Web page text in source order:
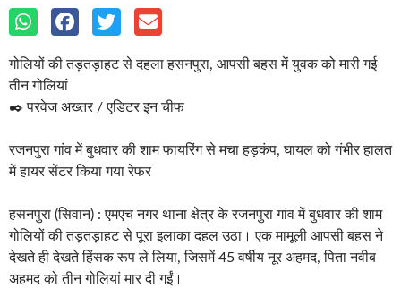
गोलियों की तड़तड़ाहट से दहला हसनपुरा, आपसी बहस में युवक को मारी गई
तीन गोलियां
✒️ परवेज अख्तर / एडिटर इन चीफ
रजनपुरा गांव में बुधवार की शाम फायरिंग से मचा हड़कंप, घायल को गंभीर हालत
में हायर सेंटर किया गया रेफर
हसनपुरा (सिवान) : एमएच नगर थाना क्षेत्र के रजनपुरा गांव में बुधवार की शाम
गोलियों की तड़तड़ाहट से पूरा इलाका दहल उठा। एक मामूली आपसी बहस ने
देखते ही देखते हिंसक रूप ले लिया, जिसमें 45 वर्षीय नूर अहमद, पिता नवीब
अहमद को तीन गोलियां मार दी गईं।